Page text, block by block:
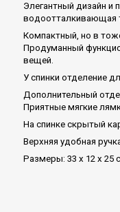
Элегантный дизайн и
водоотталкивающая
Компактный, но в
Продуманный
вещей.
У спинки отделение
Дополнительный
Приятные мягкие
На спинке скрытый
Верхняя удобная
Размеры: 33 х 12 х 25